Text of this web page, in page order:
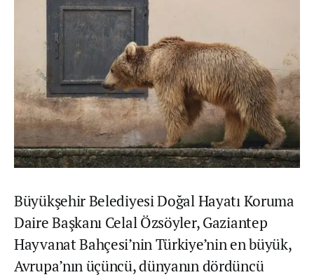
Büyükşehir Belediyesi Doğal Hayatı Koruma
Daire Başkanı Celal Özsöyler, Gaziantep
Hayvanat Bahçesi’nin Türkiye’nin en büyük,
Avrupa’nın üçüncü, dünyanın dördüncü